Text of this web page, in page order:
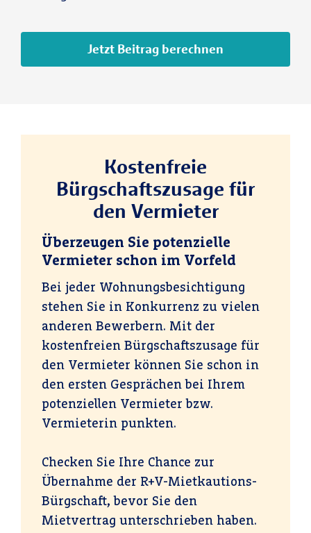
Jetzt Beitrag berechnen
Kostenfreie
Bürgschaftszusage für
den Vermieter
Überzeugen Sie potenzielle
Vermieter schon im Vorfeld
Bei jeder Wohnungsbesichtigung
stehen Sie in Konkurrenz zu vielen
anderen Bewerbern. Mit der
kostenfreien Bürgschaftszusage für
den Vermieter können Sie schon in
den ersten Gesprächen bei Ihrem
potenziellen Vermieter bzw.
Vermieterin punkten.
Checken Sie Ihre Chance zur
Übernahme der R+V-Miet­kautions­
Bürg­schaft, bevor Sie den
Mietvertrag unterschrieben haben.